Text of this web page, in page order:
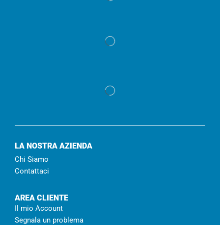
LA NOSTRA AZIENDA
Chi Siamo
Contattaci
AREA CLIENTE
Il mio Account
Segnala un problema